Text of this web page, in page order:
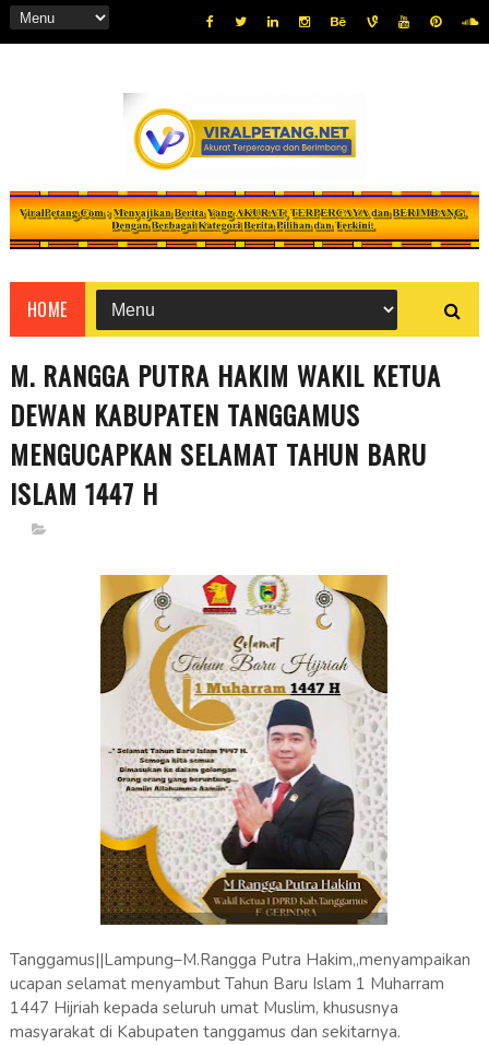
HOME
M. RANGGA PUTRA HAKIM WAKIL KETUA
DEWAN KABUPATEN TANGGAMUS
MENGUCAPKAN SELAMAT TAHUN BARU
ISLAM 1447 H
Tanggamus||Lampung–M.Rangga Putra Hakim,,menyampaikan
ucapan selamat menyambut Tahun Baru Islam 1 Muharram
1447 Hijriah kepada seluruh umat Muslim, khususnya
masyarakat di Kabupaten tanggamus dan sekitarnya.